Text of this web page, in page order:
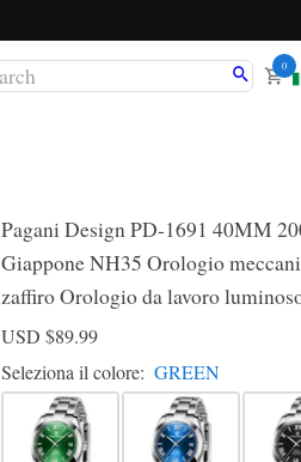
0
Pagani Design PD-1691 40MM
Giappone NH35 Orologio
zaffiro Orologio da lavoro
USD $89.99
Seleziona il colore: GREEN